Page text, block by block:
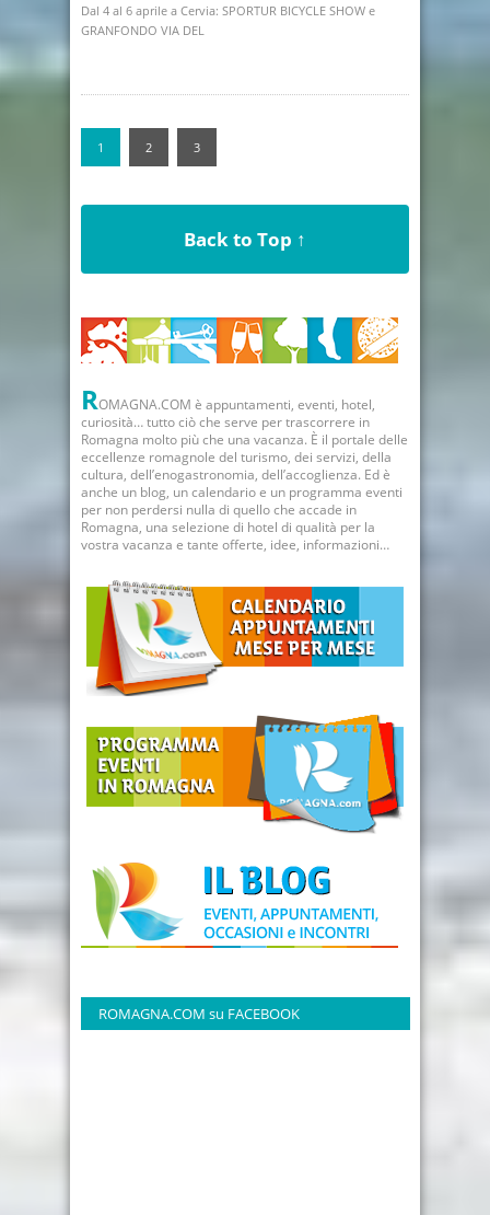
Dal 4 al 6 aprile a Cervia: SPORTUR BICYCLE SHOW e
GRANFONDO VIA DEL
1 2 3
Back to Top ↑
ROMAGNA.COM è appuntamenti, eventi, hotel,
curiosità… tutto ciò che serve per trascorrere in
Romagna molto più che una vacanza. È il portale delle
eccellenze romagnole del turismo, dei servizi, della
cultura, dell’enogastronomia, dell’accoglienza. Ed è
anche un blog, un calendario e un programma eventi
per non perdersi nulla di quello che accade in
Romagna, una selezione di hotel di qualità per la
vostra vacanza e tante offerte, idee, informazioni…
ROMAGNA.COM su FACEBOOK